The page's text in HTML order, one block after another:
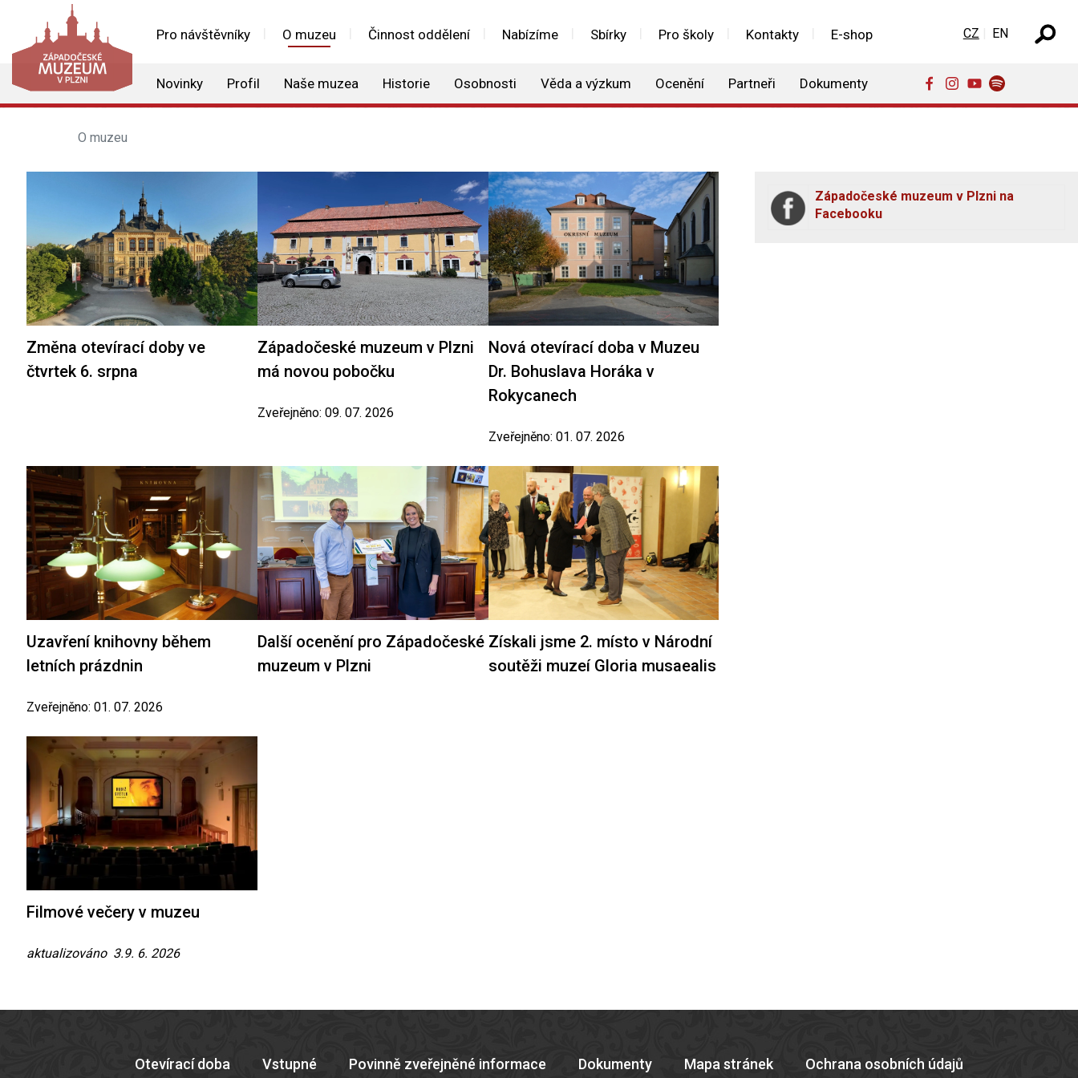
Pro návštěvníky O muzeu Činnost oddělení Nabízíme Sbírky Pro školy Kontakty E-shop
Novinky Profil Naše muzea Historie Osobnosti Věda a výzkum Ocenění Partneři Dokumenty
Zvolte jazyk
CZ EN
O muzeu
Změna otevírací doby ve
čtvrtek 6. srpna
Západočeské muzeum v Plzni
má novou pobočku
Zveřejněno: 09. 07. 2026
Nová otevírací doba v Muzeu
Dr. Bohuslava Horáka v
Rokycanech
Zveřejněno: 01. 07. 2026
Uzavření knihovny během
letních prázdnin
Zveřejněno: 01. 07. 2026
Další ocenění pro Západočeské
muzeum v Plzni
Získali jsme 2. místo v Národní
soutěži muzeí Gloria musaealis
Filmové večery v muzeu
aktualizováno 3.9. 6. 2026
Západočeské muzeum v Plzni na
Facebooku
Otevírací doba Vstupné Povinně zveřejněné informace Dokumenty Mapa stránek Ochrana osobních údajů